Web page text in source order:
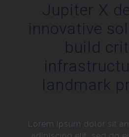
Jupiter X
innovative
build
landmark
Lorem ipsum dolor sit